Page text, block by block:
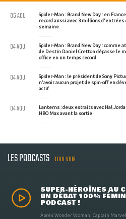
Spider-Man : Brand New Day : en
record aussi avec 3 millions d'entrées
semaine
05 AOU
Spider-Man : Brand New Day : comme
de Destin Daniel Cretton dépasse le
office en un temps record
04 AOU
Spider-Man : le président de Sony
n'avoir aucun projet de spin-off en
actif
04 AOU
Lanterns : deux extraits avec Hal
HBO Max avant la sortie
04 AOU
LES PODCASTS TOUT VOIR
SUPER-HÉROÏNES AU
UN DÉBAT 100%
PODCAST !
Après Wonder Woman, Captain